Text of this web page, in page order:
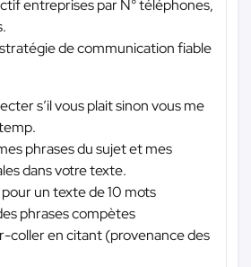
entreprises par N° téléphones,
de communication fiable
s’il vous plait sinon vous me
phrases du sujet et mes
dans votre texte.
un texte de 10 mots
phrases compètes
coller en citant (provenance des